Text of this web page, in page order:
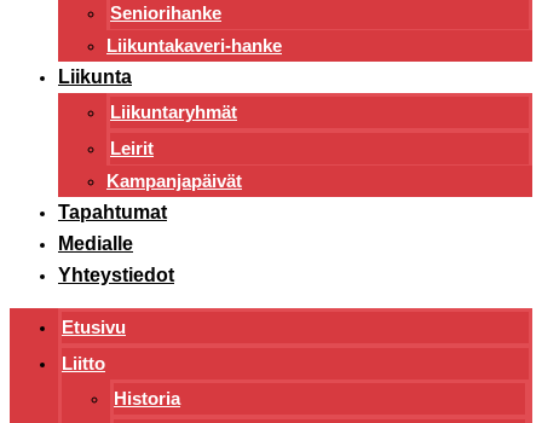
Seniorihanke
Liikuntakaveri-hanke
Liikunta
Liikuntaryhmät
Leirit
Kampanjapäivät
Tapahtumat
Medialle
Yhteystiedot
Etusivu
Liitto
Historia